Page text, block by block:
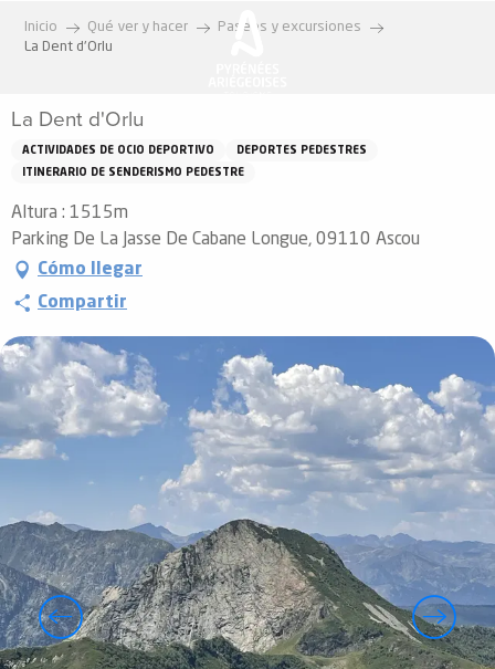
Inicio Qué ver y hacer
Paseos y excursiones
La Dent d'Orlu
La Dent d'Orlu
ACTIVIDADES DE OCIO DEPORTIVO
DEPORTES PEDESTRES
ITINERARIO DE SENDERISMO PEDESTRE
Altura : 1515m
Parking De La Jasse De Cabane Longue, 09110 Ascou
Cómo llegar
Compartir